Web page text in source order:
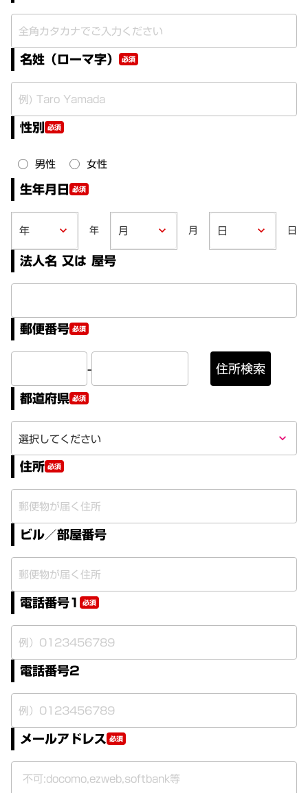
名姓（ローマ字） 必須
性別 必須
男性 女性
生年月日 必須
keyboard_arrow_down 年 keyboard_arrow_down 月 keyboard_arrow_down 日
法人名 又は 屋号
郵便番号 必須
-
住所検索
都道府県 必須
keyboard_arrow_down
住所 必須
ビル／部屋番号
電話番号1 必須
電話番号2
メールアドレス 必須